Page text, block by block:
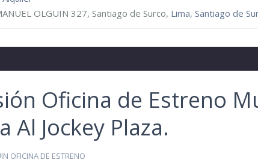
OLGUIN 327, Santiago de Surco, Lima, Santiago de
Oficina de Estreno
Al Jockey Plaza.
OFICINA DE ESTRENO